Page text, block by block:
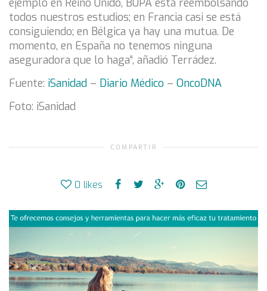
ejemplo en Reino Unido, BUPA está reembolsando
todos nuestros estudios; en Francia casi se está
consiguiendo; en Bélgica ya hay una mutua. De
momento, en España no tenemos ninguna
aseguradora que lo haga“, añadió Terrádez.
Fuente: iSanidad – Diario Médico – OncoDNA
Foto: iSanidad
COMPARTIR
0 likes